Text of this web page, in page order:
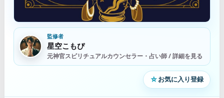
監修者
星空こもぴ
元神官スピリチュアルカウンセラー・占い師 / 詳細を見る
☆お気に入り登録